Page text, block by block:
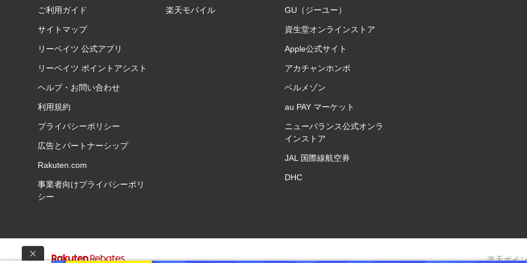
ご利用ガイド
サイトマップ
リーベイツ 公式アプリ
リーベイツ ポイントアシスト
ヘルプ・お問い合わせ
利用規約
プライバシーポリシー
広告とパートナーシップ
Rakuten.com
事業者向けプライバシーポリ
シー
楽天モバイル GU（ジーユー）
資生堂オンラインストア
Apple公式サイト
アカチャンホンポ
ベルメゾン
au PAY マーケット
ニューバランス公式オンラ
インストア
JAL 国際線航空券
DHC
楽天ポイ